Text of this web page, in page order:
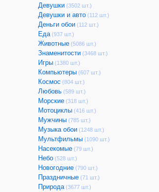
Девушки (3502 шт.)
Девушки и авто (112 шт.)
Деньги обои (112 шт.)
Еда (937 шт.)
Животные (5086 шт.)
Знаменитости (3468 шт.)
Игры (1380 шт.)
Компьютеры (607 шт.)
Космос (804 шт.)
Любовь (589 шт.)
Морские (318 шт.)
Мотоциклы (416 шт.)
Мужчины (785 шт.)
Музыка обои (1248 шт.)
Мультфильмы (1090 шт.)
Насекомые (79 шт.)
Небо (528 шт.)
Новогодние (790 шт.)
Праздничные (71 шт.)
Природа (3677 шт.)